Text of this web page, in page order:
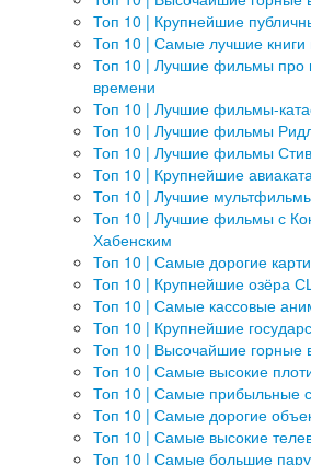
Топ 10 | Крупнейшие
Топ 10 | Самые лучшие книги
Топ 10 | Лучшие фильмы про
времени
Топ 10 | Лучшие фильмы-
Топ 10 | Лучшие фильмы
Топ 10 | Лучшие фильмы
Топ 10 | Крупнейшие
Топ 10 | Лучшие
Топ 10 | Лучшие фильмы с
Хабенским
Топ 10 | Самые дорогие
Топ 10 | Крупнейшие озёра
Топ 10 | Самые кассовые
Топ 10 | Крупнейшие
Топ 10 | Высочайшие горные
Топ 10 | Самые высокие
Топ 10 | Самые прибыльные
Топ 10 | Самые дорогие
Топ 10 | Самые высокие
Топ 10 | Самые большие